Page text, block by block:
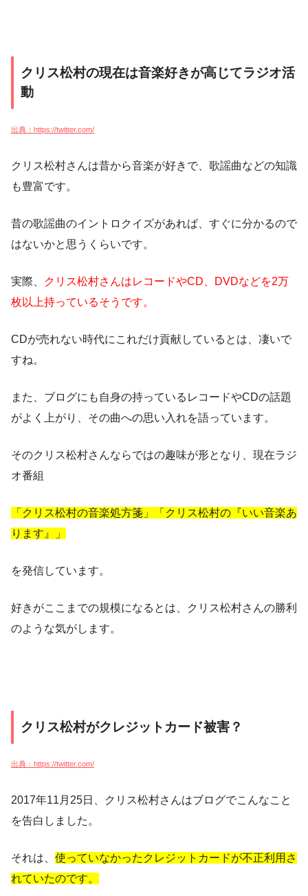
クリス松村の現在は音楽好きが高じてラジオ活
動
出典：https://twitter.com/
クリス松村さんは昔から音楽が好きで、歌謡曲などの知識
も豊富です。
昔の歌謡曲のイントロクイズがあれば、すぐに分かるので
はないかと思うくらいです。
実際、
クリス松村さんはレコードやCD、DVDなどを2万
枚以上持っているそうです。
CDが売れない時代にこれだけ貢献しているとは、凄いで
すね。
また、ブログにも自身の持っているレコードやCDの話題
がよく上がり、その曲への思い入れを語っています。
そのクリス松村さんならではの趣味が形となり、現在ラジ
オ番組
「クリス松村の音楽処方箋」「クリス松村の『いい音楽あ
ります』」
を発信しています。
好きがここまでの規模になるとは、クリス松村さんの勝利
のような気がします。
クリス松村がクレジットカード被害？
出典：https://twitter.com/
2017年11月25日、クリス松村さんはブログでこんなこと
を告白しました。
それは、 使っていなかったクレジットカードが不正利用さ
れていたのです。